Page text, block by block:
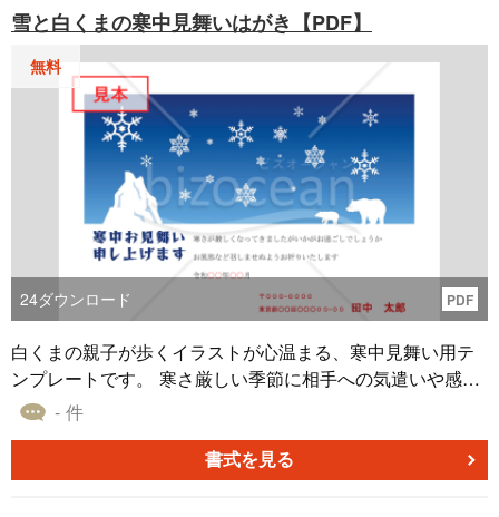
けます。 ■喪中はがきとは 家族や近親者が亡くなった際、
新年の挨拶を控える旨を伝える文書です。故人を偲びつ
つ、受け取る方への感謝と配慮を込めた挨拶状として使用
されます。 ■利用シーン ・冬を象徴する寒色カラーと結晶
のデザインで、落ち着いた印象を与えたい場合 ・シンプル
で洗練された喪中はがきを求める場合 ・ビジネス用やフォ
ーマルな挨拶状として使用したい場合 ■注意ポイント ・相
手の文化や慣習に配慮した表現を選びましょう。 ■テンプ
レートの利用メリット ・冬らしい寒色と結晶デザインが落
ち着いた印象を与える ・例文付きで初心者でも簡単に作成
可能 ・Word形式で編集しやすく、用途に応じたカスタマイ
ズが可能
雪と白くまの寒中見舞いはがき【PDF】
無料
24ダウンロード PDF
白くまの親子が歩くイラストが心温まる、寒中見舞い用テ
ンプレートです。 寒さ厳しい季節に相手への気遣いや感謝
を伝えるのにぴったりなこのデザインは、寒中見舞いの期
ードが可能で、差出人情報やメッセージをカスタマイズし
てご利用いただけます。 ■デザインの特徴 ・白くまの親子
- 件
書式を見る